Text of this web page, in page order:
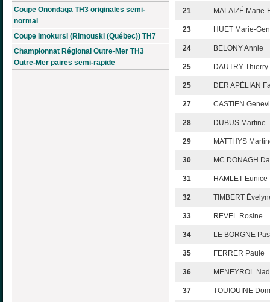
Coupe Onondaga TH3 originales semi-
normal
Coupe Imokursi (Rimouski (Québec)) TH7
Championnat Régional Outre-Mer TH3
Outre-Mer paires semi-rapide
21 MALAIZÉ Marie-
23 HUET Marie-
24 BELONY Annie
25 DAUTRY Thierry
25 DER APÉLIAN
27 CASTIEN
28 DUBUS Martine
29 MATTHYS
30 MC DONAGH
31 HAMLET Eunice
32 TIMBERT
33 REVEL Rosine
34 LE BORGNE
35 FERRER Paule
36 MENEYROL
37 TOUIOUINE